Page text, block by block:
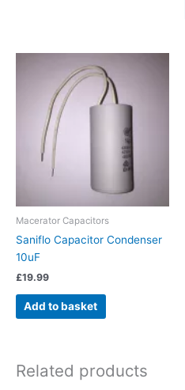
Macerator Capacitors
Saniflo Capacitor Condenser
10uF
£19.99
Add to basket
Related products